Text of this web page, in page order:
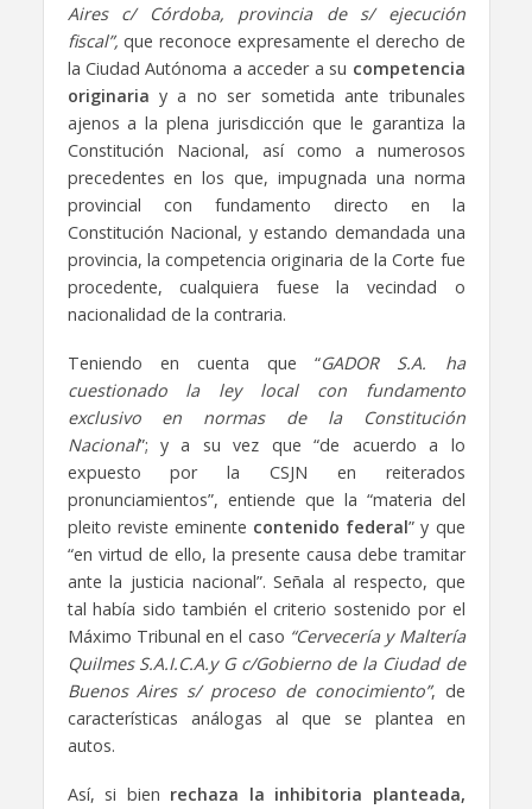
Aires c/ Córdoba, provincia de s/ ejecución
fiscal”, que reconoce expresamente el derecho de
la Ciudad Autónoma a acceder a su competencia
originaria y a no ser sometida ante tribunales
ajenos a la plena jurisdicción que le garantiza la
Constitución Nacional, así como a numerosos
precedentes en los que, impugnada una norma
provincial con fundamento directo en la
Constitución Nacional, y estando demandada una
provincia, la competencia originaria de la Corte fue
procedente, cualquiera fuese la vecindad o
nacionalidad de la contraria.
Teniendo en cuenta que “GADOR S.A. ha
cuestionado la ley local con fundamento
exclusivo en normas de la Constitución
Nacional”; y a su vez que “de acuerdo a lo
expuesto por la CSJN en reiterados
pronunciamientos”, entiende que la “materia del
pleito reviste eminente contenido federal” y que
“en virtud de ello, la presente causa debe tramitar
ante la justicia nacional”. Señala al respecto, que
tal había sido también el criterio sostenido por el
Máximo Tribunal en el caso “Cervecería y Maltería
Quilmes S.A.I.C.A.y G c/Gobierno de la Ciudad de
Buenos Aires s/ proceso de conocimiento”, de
características análogas al que se plantea en
autos.
Así, si bien rechaza la inhibitoria planteada,